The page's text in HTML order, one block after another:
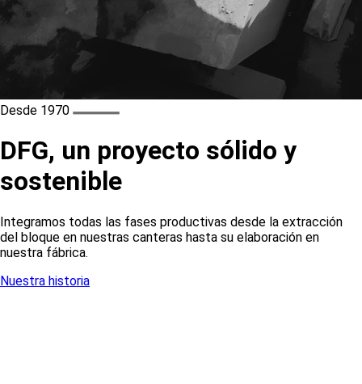
Desde 1970
DFG, un proyecto sólido y
sostenible
Integramos todas las fases productivas desde la extracción
del bloque en nuestras canteras hasta su elaboración en
nuestra fábrica.
Nuestra historia